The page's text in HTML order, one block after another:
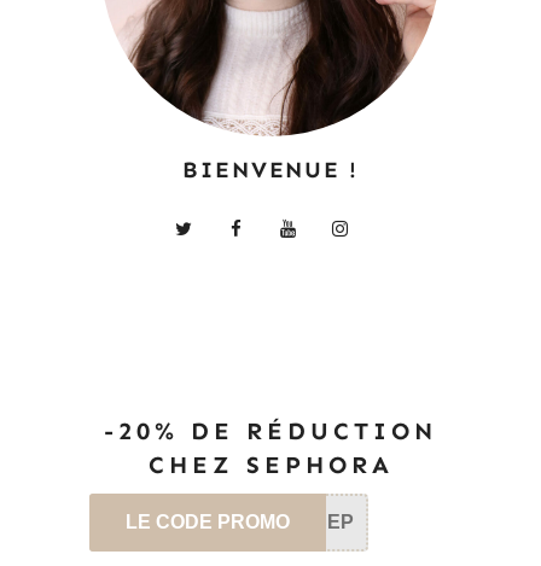
BIENVENUE !
-20% DE RÉDUCTION
CHEZ SEPHORA
LE CODE PROMO SEP